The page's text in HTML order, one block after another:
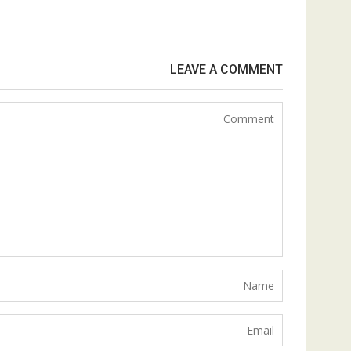
LEAVE A COMMENT